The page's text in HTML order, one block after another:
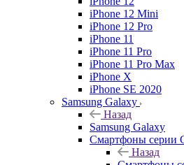
iPhone 12 Mini
iPhone 12 Pro
iPhone 11
iPhone 11 Pro
iPhone 11 Pro Max
iPhone X
iPhone SE 2020
Samsung Galaxy
Назад
Samsung Galaxy
Смартфоны серии
Назад